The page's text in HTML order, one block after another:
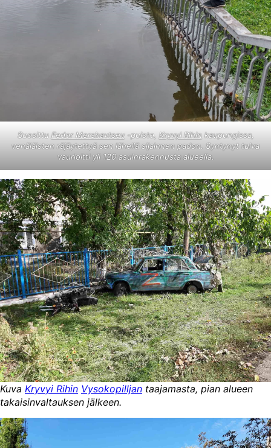
SuosittuFedor Mershavtsev-puisto,Kryvyi Rihinkaupungissa,
venäläisten räjäytettyä sen lähellä sijainnen padon. Syntynyt tulva
vaurioitti yli 120 asuinrakennusta alueella.
Kuva Kryvyi Rihin Vysokopilljan taajamasta, pian alueen
takaisinvaltauksen jälkeen.